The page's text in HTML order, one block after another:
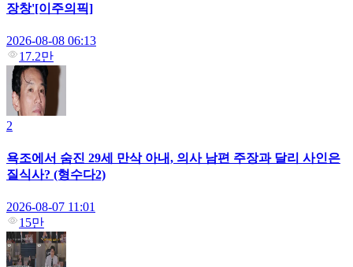
장창'[이주의픽]
2026-08-08 06:13
17.2만
2
욕조에서 숨진 29세 만삭 아내, 의사 남편 주장과 달리 사인은
질식사? (형수다2)
2026-08-07 11:01
15만